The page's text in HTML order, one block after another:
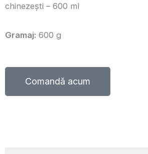
chinezești – 600 ml
Gramaj: 600 g
Comandă acum